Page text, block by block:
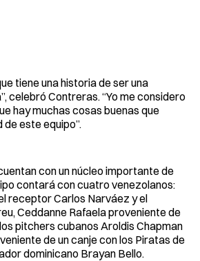
tiene una historia de ser una
celebró Contreras. “Yo me considero
hay muchas cosas buenas que
este equipo”.
con un núcleo importante de
contará con cuatro venezolanos:
receptor Carlos Narváez y el
Ceddanne Rafaela proveniente de
pitchers cubanos Aroldis Chapman
de un canje con los Piratas de
dominicano Brayan Bello.